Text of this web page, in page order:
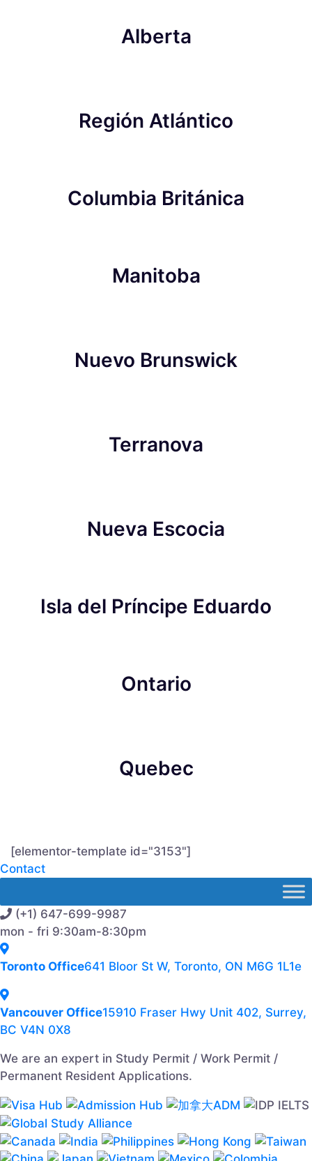
Alberta
Región Atlántico
Columbia Británica
Manitoba
Nuevo Brunswick
Terranova
Nueva Escocia
Isla del Príncipe Eduardo
Ontario
Quebec
[elementor-template id="3153"]
Contact
(+1) 647-699-9987
mon - fri 9:30am-8:30pm
Toronto Office641 Bloor St W, Toronto, ON M6G 1L1e
Vancouver Office15910 Fraser Hwy Unit 402, Surrey,
BC V4N 0X8
We are an expert in Study Permit / Work Permit /
Permanent Resident Applications.